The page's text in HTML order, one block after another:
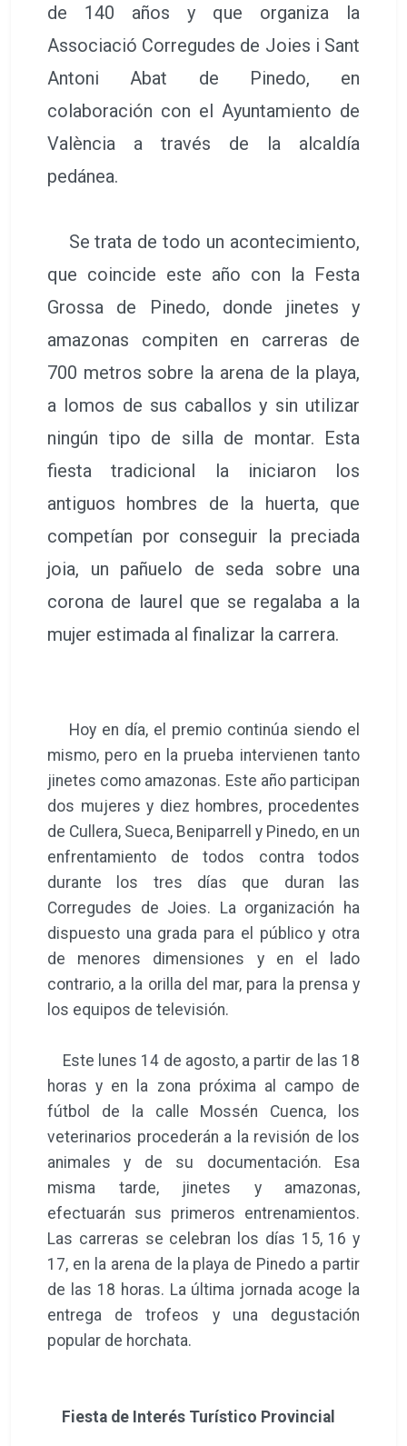
de 140 años y que organiza la
Associació Corregudes de Joies i Sant
Antoni Abat de Pinedo, en
colaboración con el Ayuntamiento de
València a través de la alcaldía
pedánea.
Se trata de todo un acontecimiento,
que coincide este año con la Festa
Grossa de Pinedo, donde jinetes y
amazonas compiten en carreras de
700 metros sobre la arena de la playa,
a lomos de sus caballos y sin utilizar
ningún tipo de silla de montar. Esta
fiesta tradicional la iniciaron los
antiguos hombres de la huerta, que
competían por conseguir la preciada
joia, un pañuelo de seda sobre una
corona de laurel que se regalaba a la
mujer estimada al finalizar la carrera.
Hoy en día, el premio continúa siendo el
mismo, pero en la prueba intervienen tanto
jinetes como amazonas. Este año participan
dos mujeres y diez hombres, procedentes
de Cullera, Sueca, Beniparrell y Pinedo, en un
enfrentamiento de todos contra todos
durante los tres días que duran las
Corregudes de Joies. La organización ha
dispuesto una grada para el público y otra
de menores dimensiones y en el lado
contrario, a la orilla del mar, para la prensa y
los equipos de televisión.
Este lunes 14 de agosto, a partir de las 18
horas y en la zona próxima al campo de
fútbol de la calle Mossén Cuenca, los
veterinarios procederán a la revisión de los
animales y de su documentación. Esa
misma tarde, jinetes y amazonas,
efectuarán sus primeros entrenamientos.
Las carreras se celebran los días 15, 16 y
17, en la arena de la playa de Pinedo a partir
de las 18 horas. La última jornada acoge la
entrega de trofeos y una degustación
popular de horchata.
Fiesta de Interés Turístico Provincial